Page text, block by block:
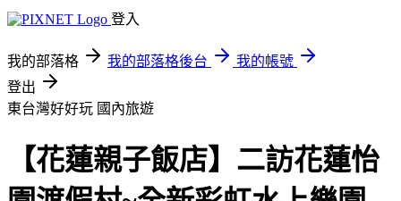
登入
我的部落格 我的部落格後台
我的帳號
登出
東台灣好好玩 國內旅遊
【花蓮親子飯店】二訪花蓮怡